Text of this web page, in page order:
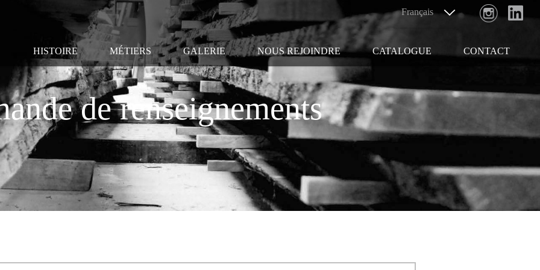
HISTOIRE MÉTIERS GALERIE NOUS REJOINDRE CATALOGUE CONTACT
de renseignements